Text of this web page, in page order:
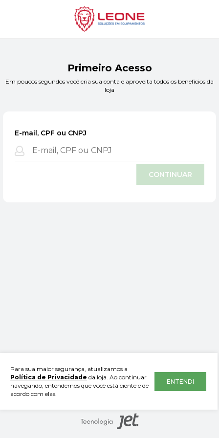
Para sua maior segurança, atualizamos a
Política de Privacidade da loja. Ao continuar
navegando, entendemos que você está ciente e de
acordo com elas.
ENTENDI
Primeiro Acesso
Em poucos segundos você cria sua conta e aproveita todos os benefícios da
loja
E-mail, CPF ou CNPJ
CONTINUAR
Leone - Soluções em Equipamentos